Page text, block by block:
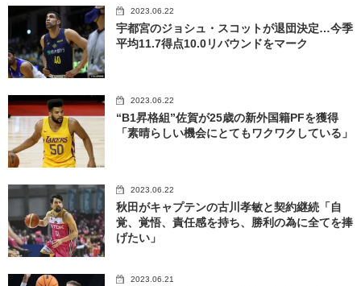
2023.06.22
宇都宮のジョシュ・スコットが退団決定…今季
平均11.7得点10.0リバウンドをマーク
2023.06.22
“B1昇格組”佐賀が25歳の新外国籍PFを獲得
「素晴らしい機会にとてもワクワクしている」
2023.06.22
秋田がキャプテンの古川孝敏と契約継続「自
覚、覚悟、責任感を持ち、勝利の為に全てを捧
げたい」
2023.06.21